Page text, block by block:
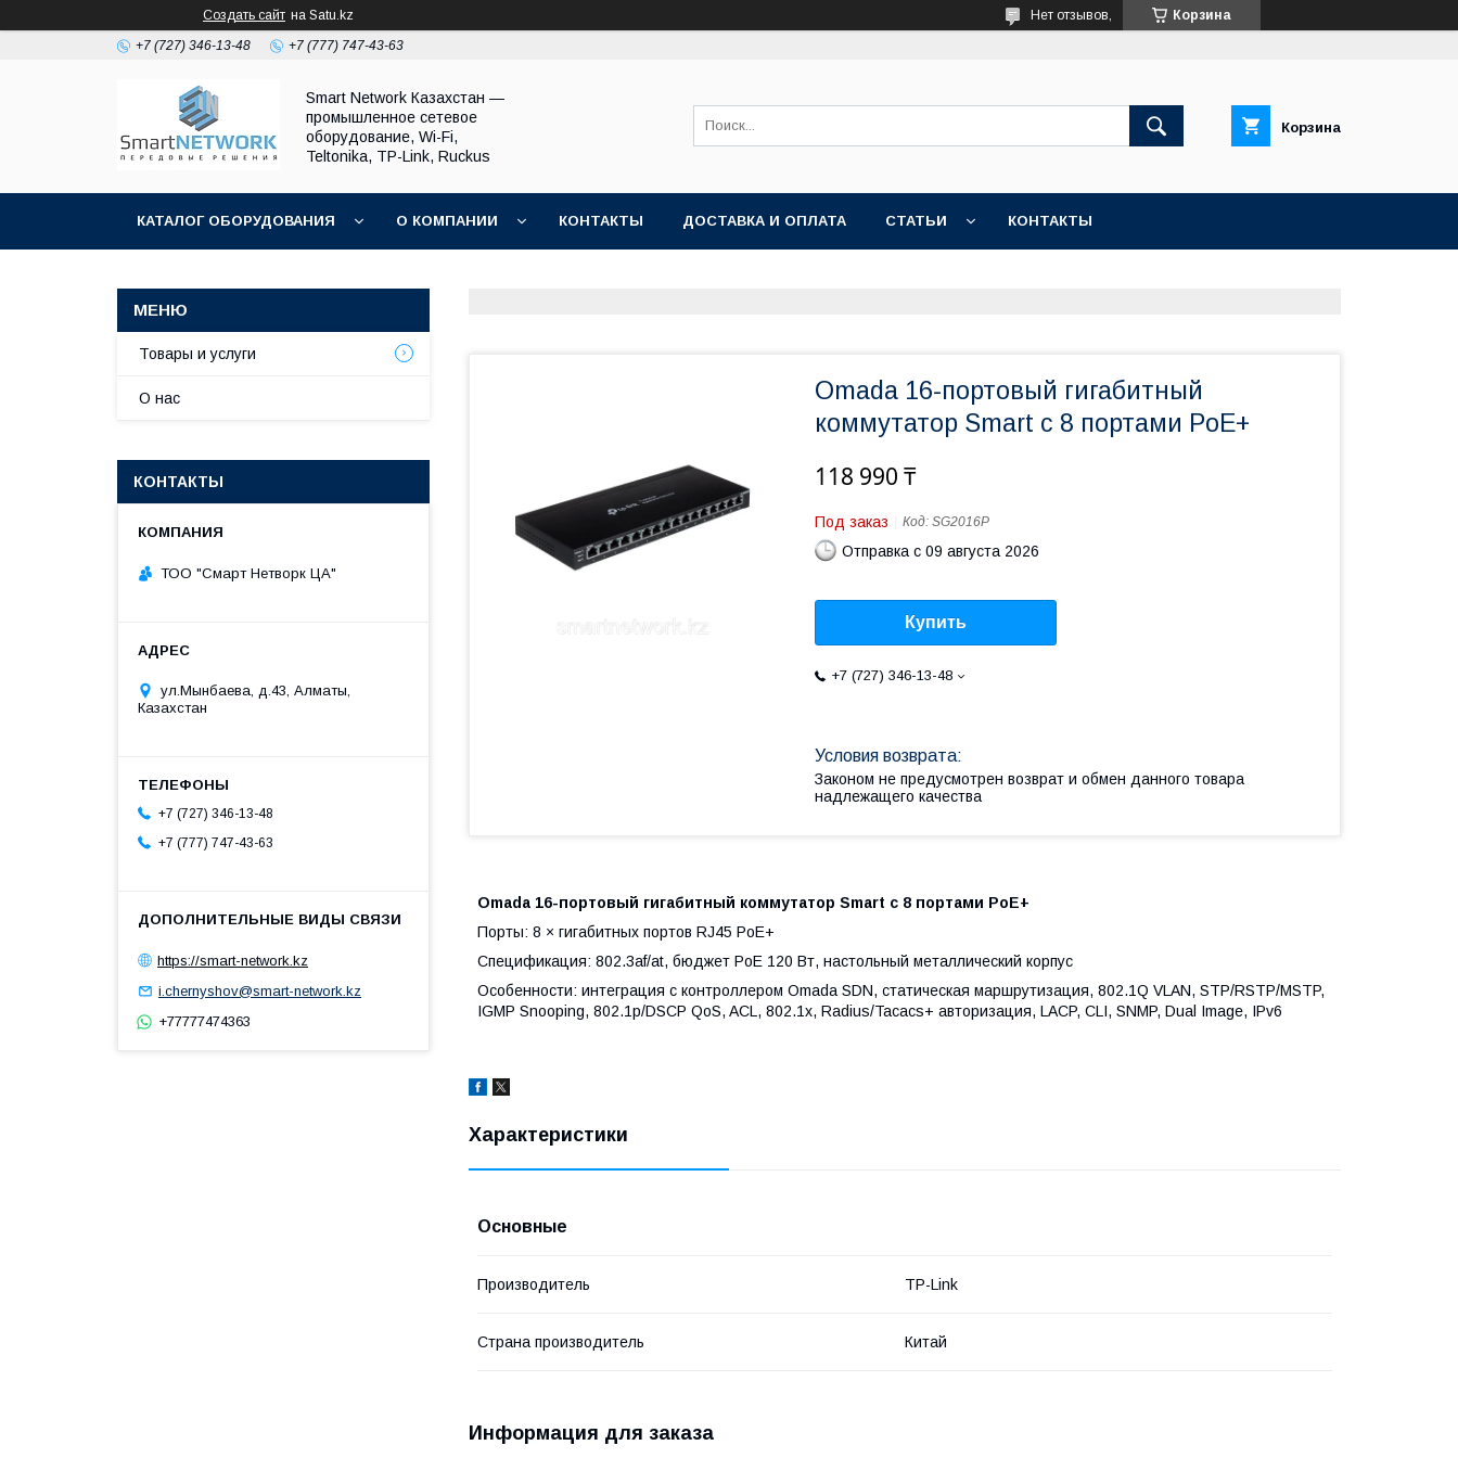
Создать сайт на Satu.kz Корзина
Нет отзывов,
+7 (727) 346-13-48 +7 (777) 747-43-63
Smart Network Казахстан —
промышленное сетевое
оборудование, Wi-Fi,
Teltonika, TP-Link, Ruckus
Корзина
КАТАЛОГ ОБОРУДОВАНИЯ О КОМПАНИИ КОНТАКТЫ ДОСТАВКА И ОПЛАТА СТАТЬИ КОНТАКТЫ
Omada 16-портовый гигабитный
коммутатор Smart с 8 портами PoE+
118 990 ₸
Под заказ Код: SG2016P
Отправка с 09 августа 2026
Купить
+7 (727) 346-13-48
Законом не предусмотрен возврат и обмен данного товара
надлежащего качества
Omada 16-портовый гигабитный коммутатор Smart с 8 портами PoE+
Порты: 8 × гигабитных портов RJ45 PoE+
Спецификация: 802.3af/at, бюджет PoE 120 Вт, настольный металлический корпус
Особенности: интеграция с контроллером Omada SDN, статическая маршрутизация, 802.1Q VLAN, STP/RSTP/MSTP,
IGMP Snooping, 802.1p/DSCP QoS, ACL, 802.1x, Radius/Tacacs+ авторизация, LACP, CLI, SNMP, Dual Image, IPv6
Характеристики
Основные
Производитель TP-Link
Страна производитель Китай
Информация для заказа
Товары и услуги
О нас
КОНТАКТЫ
ТОО "Смарт Нетворк ЦА"
ул.Мынбаева, д.43, Алматы,
Казахстан
+7 (727) 346-13-48
+7 (777) 747-43-63
https://smart-network.kz
i.chernyshov@smart-network.kz
+77777474363